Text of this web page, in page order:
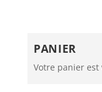
PANIER
Votre panier est